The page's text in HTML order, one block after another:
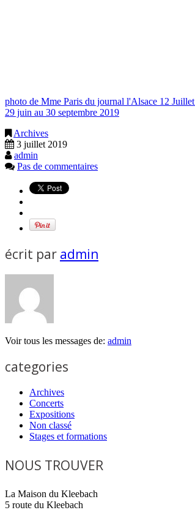
photo de Mme Paris du journal l'Alsace 12 Juillet
29 juin au 30 septembre 2019
Archives
3 juillet 2019
admin
Pas de commentaires
écrit par admin
Voir tous les messages de: admin
categories
Archives
Concerts
Expositions
Non classé
Stages et formations
NOUS TROUVER
La Maison du Kleebach
5 route du Kleebach